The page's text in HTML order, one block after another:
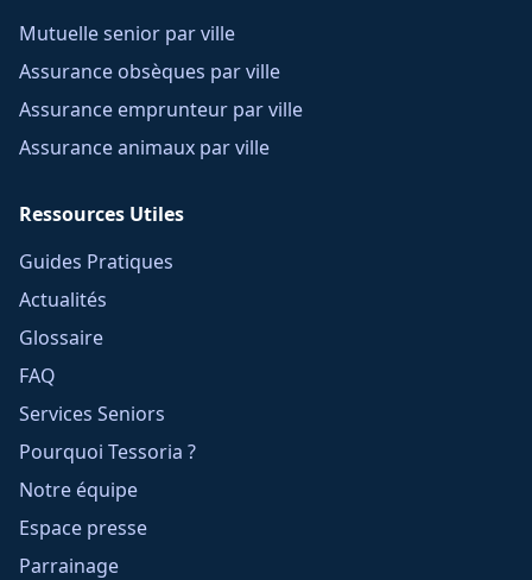
Mutuelle senior par ville
Assurance obsèques par ville
Assurance emprunteur par ville
Assurance animaux par ville
Ressources Utiles
Guides Pratiques
Actualités
Glossaire
FAQ
Services Seniors
Pourquoi Tessoria ?
Notre équipe
Espace presse
Parrainage